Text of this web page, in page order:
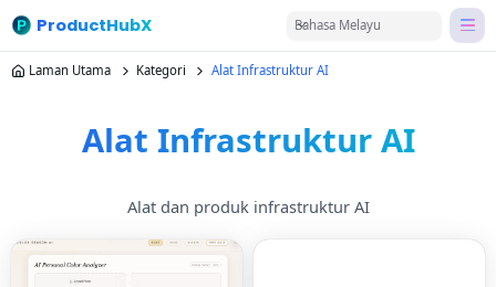
ProductHubX Bahasa Melayu
Laman Utama Kategori Alat Infrastruktur AI
Alat Infrastruktur AI
Alat dan produk infrastruktur AI